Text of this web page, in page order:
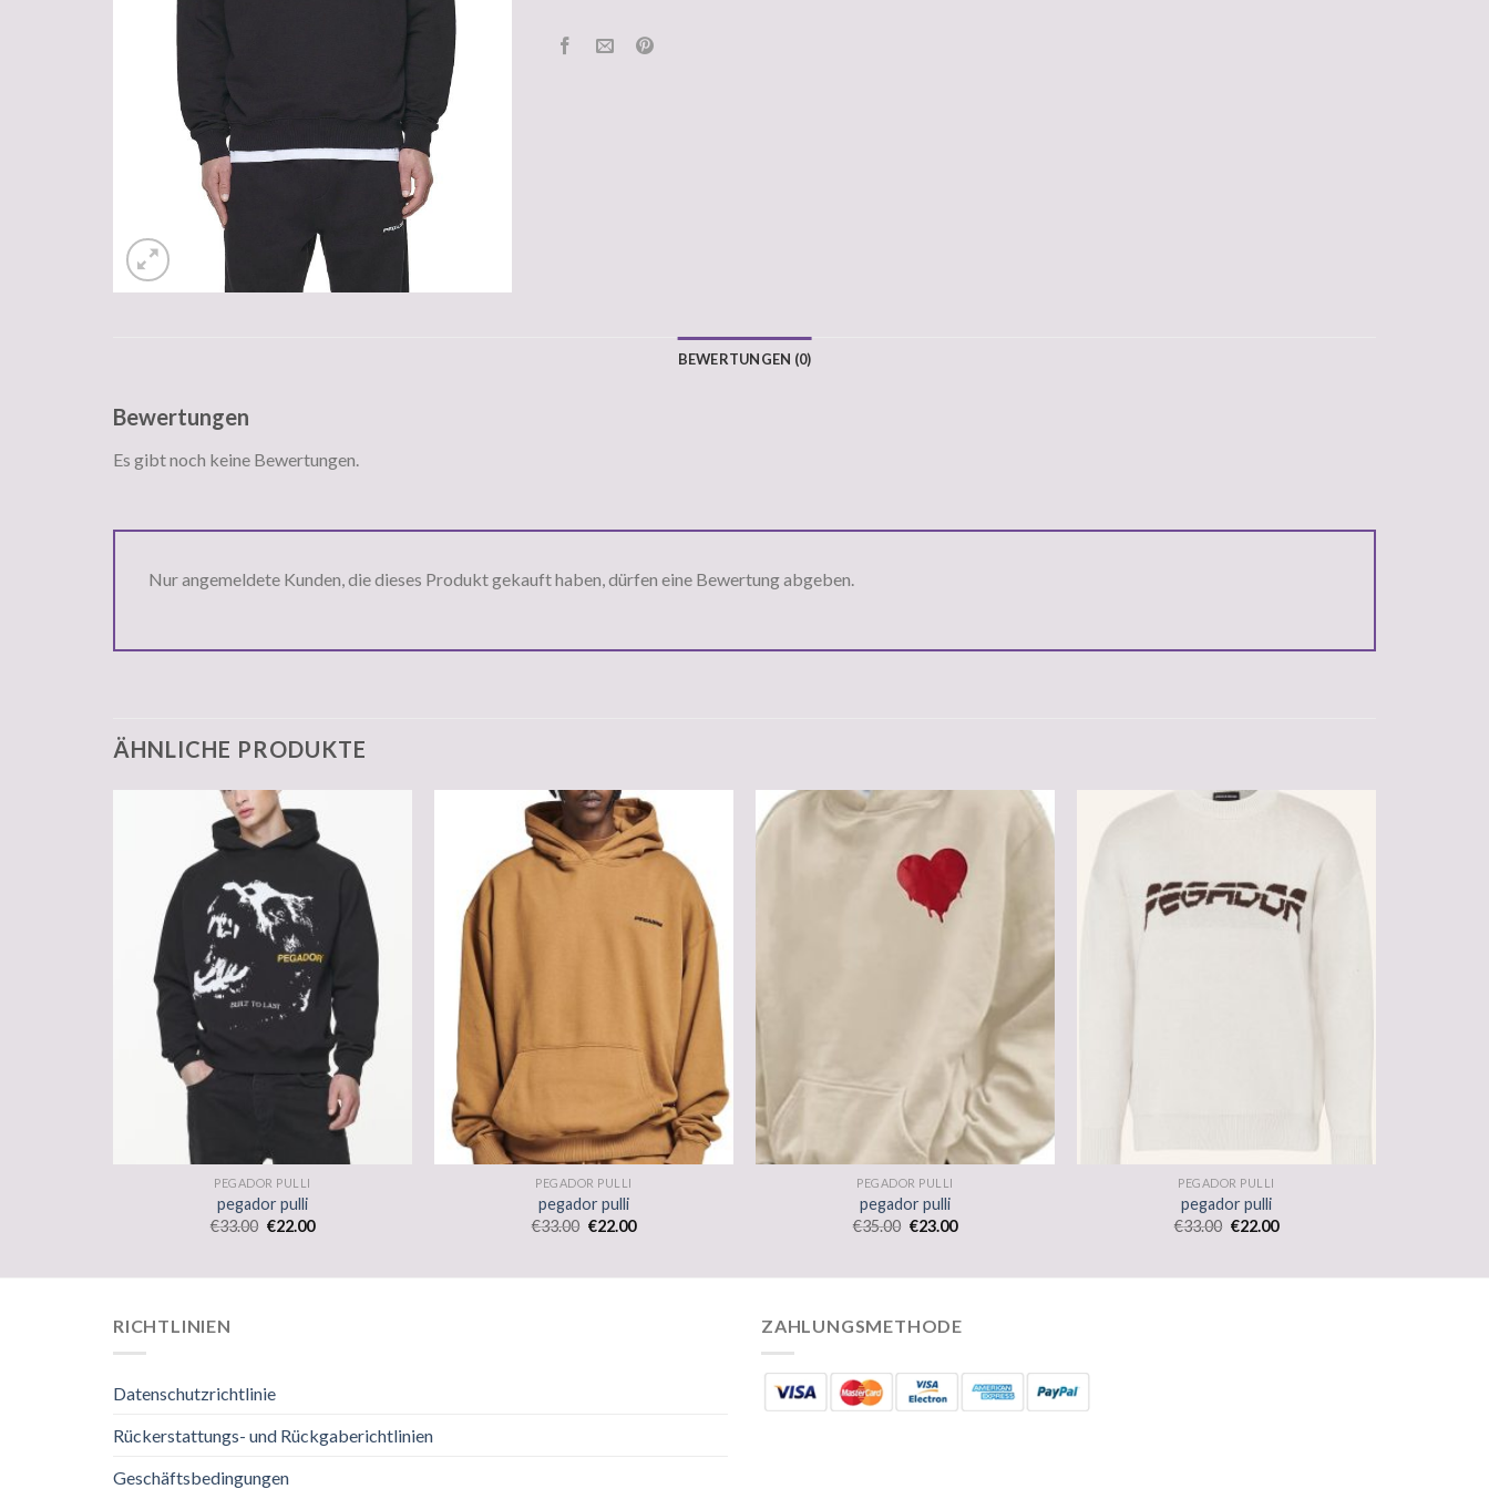
BEWERTUNGEN (0)
Bewertungen
Es gibt noch keine Bewertungen.
Nur angemeldete Kunden, die dieses Produkt gekauft haben, dürfen eine Bewertung abgeben.
ÄHNLICHE PRODUKTE
PEGADOR PULLI
pegador pulli
€33.00 €22.00
PEGADOR PULLI
pegador pulli
€33.00 €22.00
PEGADOR PULLI
pegador pulli
€35.00 €23.00
PEGADOR PULLI
pegador pulli
€33.00 €22.00
RICHTLINIEN
Datenschutzrichtlinie
Rückerstattungs- und Rückgaberichtlinien
Geschäftsbedingungen
ZAHLUNGSMETHODE